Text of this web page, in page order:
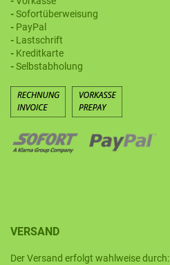
-Sofortüberweisung
- PayPal
- Lastschrift
- Kreditkarte
-Selbstabholung
VERSAND
Der Versand erfolgt wahlweise durch: